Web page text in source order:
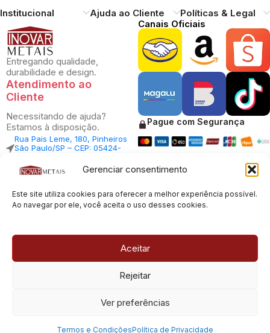
Gerenciar consentimento
Este site utiliza cookies para oferecer a melhor experiência possível.
Ao navegar por ele, você aceita o uso desses cookies.
Aceitar
Rejeitar
Ver preferências
Termos e CondiçõesPolítica de Privacidade
Institucional Ajuda ao Cliente Políticas & Legal
Entregando qualidade,
durabilidade e design.
Atendimento ao
Cliente
Necessitando de ajuda?
Estamos à disposição.
Rua Pais Leme, 180, Pinheiros
São Paulo/SP – CEP: 05424-
Rua Pais Leme, 70, Pinheiros
São Paulo/SP – CEP: 05424-
Central Vendas: (11) 98812-
5033
Central Atendimento: (11)
sac@inovarmetais.com.br
Canais Oficiais
Pague com Segurança
Inovar Metais| Todos os direitos reservados.